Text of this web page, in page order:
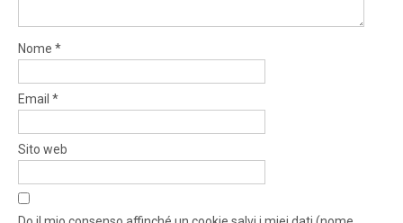
Nome *
Email *
Sito web